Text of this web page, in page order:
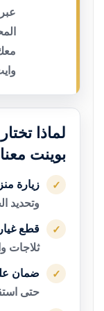
لماذا
بوينت
✓ زيارة
وتحديد
✓ قطع
ثلاجات
✓ ضمان
حتى